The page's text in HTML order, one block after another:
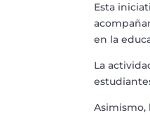
Esta
en la
La
Asimismo,